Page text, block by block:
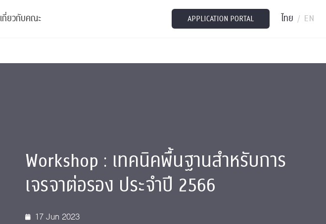
เกี่ยวกับคณะ
รายงานประจำปี
ติดต่อเรา
APPLICATION PORTAL ไทย / EN
Workshop : เทคนิคพื้นฐานสำหรับการ
เจรจาต่อรอง ประจำปี 2566
17 Jun 2023